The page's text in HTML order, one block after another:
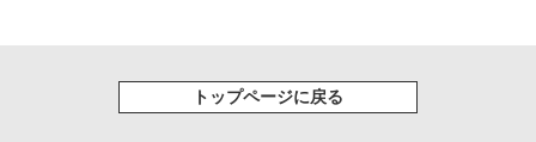
トップページに戻る